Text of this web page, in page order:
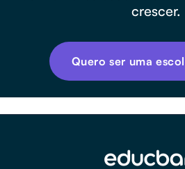
crescer.
Quero ser uma